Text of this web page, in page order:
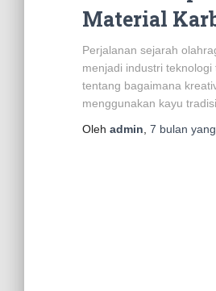
Material
Perjalanan sejarah
menjadi industri
tentang bagaimana
menggunakan kayu
Oleh admin 7 bulan